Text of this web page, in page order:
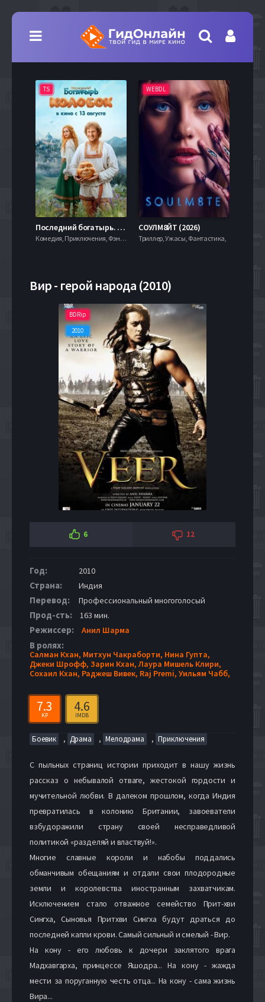
TS
Последний богатырь. Колобок (2026)
Комедия, Приключения, Фэнтези,
WEBDL
СОУЛМ8ЙТ (2026)
Триллер, Ужасы, Фантастика,
Вир - герой народа (2010)
BDRip
2010
6 12
Год: 2010
Страна: Индия
Перевод: Профессиональный многоголосый
Прод-сть: 163 мин.
Режиссер: Анил Шарма
В ролях:
Салман Кхан, Митхун Чакраборти, Нина Гупта,
Джеки Шрофф, Зарин Кхан,Лаура Мишель Клири,
Сохаил Кхан, Раджеш Вивек, Raj Premi, Уильям Чабб,
7.3
KP
4.6
IMDB
Боевик , Драма , Мелодрама , Приключения
С пыльных страниц истории приходит в нашу жизнь
рассказ о небывалой отваге, жестокой гордости и
мучительной любви. В далеком прошлом, когда Индия
превратилась в колонию Британии, завоеватели
взбудоражили страну своей несправедливой
политикой «разделяй и властвуй!».
Многие славные короли и набобы поддались
обманчивым обещаниям и отдали свои плодородные
земли и королевства иностранным захватчикам.
Исключением стало отважное семейство Прит-хви
Сингха, Сыновья Притхви Сингха будут драться до
последней капли крови. Самый сильный и смелый - Вир.
На кону - его любовь к дочери заклятого врага
Мадхавгарха, принцессе Яшодра... На кону - жажда
мести за поруганную честь отца... На кону - сама жизнь
Вира...